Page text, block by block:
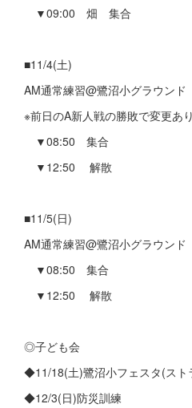
▼09:00 畑 集合
■11/4(土)
AM通常練習@鷺沼小グラウンド
※前日のA新人戦の勝敗で変更あり
▼08:50 集合
▼12:50 解散
■11/5(日)
AM通常練習@鷺沼小グラウンド
▼08:50 集合
▼12:50 解散
◎子ども会
◆11/18(土)鷺沼小フェスタ(スト
◆12/3(日)防災訓練